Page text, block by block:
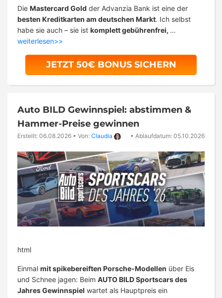
Die Mastercard Gold der Advanzia Bank ist eine der
besten Kreditkarten am deutschen Markt. Ich selbst
habe sie auch – sie ist komplett gebührenfrei, …
weiterlesen>>
JETZT 50€ BONUS SICHERN
Auto BILD Gewinnspiel: abstimmen &
Hammer-Preise gewinnen
Erstellt: 06.08.2026 • Von: Claudia • Ablaufdatum: 05.10.2026
html
Einmal mit spikebereiften Porsche-Modellen über Eis
und Schnee jagen: Beim AUTO BILD Sportscars des
Jahres Gewinnspiel wartet als Hauptpreis ein